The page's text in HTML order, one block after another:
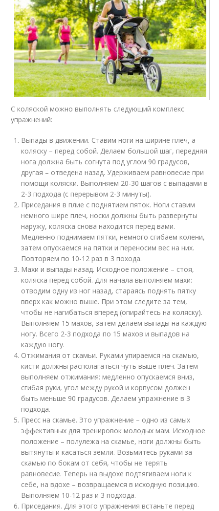
С коляской можно выполнять следующий комплекс
упражнений:
Выпады в движении. Ставим ноги на ширине плеч, а
коляску – перед собой. Делаем большой шаг, передняя
нога должна быть согнута под углом 90 градусов,
другая – отведена назад. Удерживаем равновесие при
помощи коляски. Выполняем 20-30 шагов с выпадами в
2-3 подхода (с перерывом 2-3 минуты).
Приседания в плие с поднятием пяток. Ноги ставим
немного шире плеч, носки должны быть развернуты
наружу, коляска снова находится перед вами.
Медленно поднимаем пятки, немного сгибаем колени,
затем опускаемся на пятки и переносим вес на них.
Повторяем по 10-12 раз в 3 похода.
Махи и выпады назад. Исходное положение – стоя,
коляска перед собой. Для начала выполняем махи:
отводим одну из ног назад, стараясь поднять пятку
вверх как можно выше. При этом следите за тем,
чтобы не нагибаться вперед (опирайтесь на коляску).
Выполняем 15 махов, затем делаем выпады на каждую
ногу. Всего 2-3 подхода по 15 махов и выпадов на
каждую ногу.
Отжимания от скамьи. Руками упираемся на скамью,
кисти должны располагаться чуть выше плеч. Затем
выполняем отжимания: медленно опускаемся вниз,
сгибая руки, угол между рукой и корпусом должен
быть меньше 90 градусов. Делаем упражнение в 3
подхода.
Пресс на скамье. Это упражнение – одно из самых
эффективных для тренировок молодых мам. Исходное
положение – полулежа на скамье, ноги должны быть
вытянуты и касаться земли. Возьмитесь руками за
скамью по бокам от себя, чтобы не терять
равновесие. Теперь на выдохе подтягиваем ноги к
себе, на вдохе – возвращаемся в исходную позицию.
Выполняем 10-12 раз и 3 подхода.
Приседания. Для этого упражнения встаньте перед